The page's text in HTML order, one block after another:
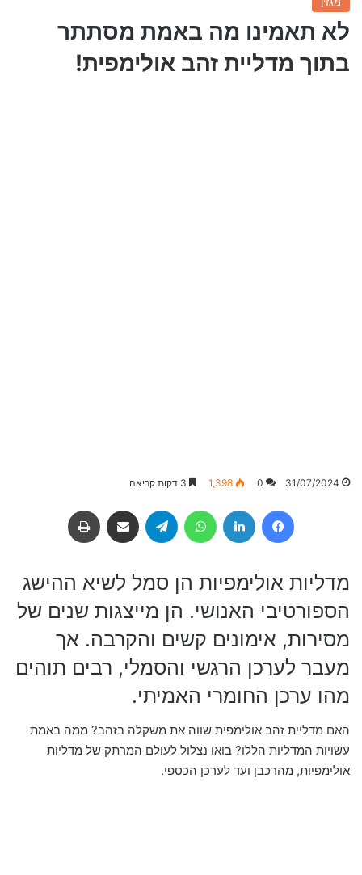
לא תאמינו מה באמת מסתתר
בתוך מדליית זהב אולימפית!
31/07/2024
0
1,398
Facebook
LinkedIn
WhatsApp
Telegram שיתוף באמצעות מייל
מדליות אולימפיות הן סמל לשיא ההישג
הספורטיבי האנושי. הן מייצגות שנים של
מסירות, אימונים קשים והקרבה. אך
מעבר לערכן הרגשי והסמלי, רבים תוהים
מהו ערכן החומרי האמיתי.
האם מדליית זהב אולימפית שווה את משקלה בזהב? ממה באמת
עשויות המדליות הללו? בואו נצלול לעולם המרתק של מדליות
אולימפיות, מהרכבן ועד לערכן הכספי.